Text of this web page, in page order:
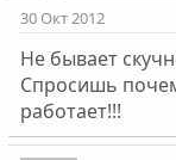
30 Окт 2012
Не бывает
Спросишь
работает!!!